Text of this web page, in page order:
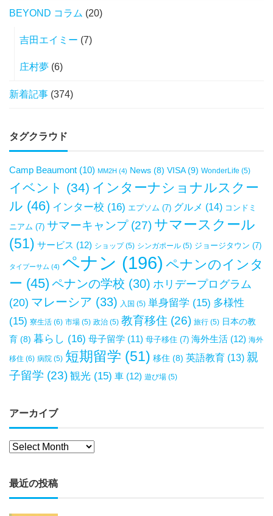
BEYOND コラム (20)
吉田エイミー (7)
庄村夢 (6)
新着記事 (374)
タグクラウド
Camp Beaumont (10) MM2H (4) News (8) VISA(9) WonderLife (5)
イベント (34) インターナショナルスクー
ル (46) インター校 (16) エプソム (7) グルメ (14) コンドミ
ニアム (7) サマーキャンプ(27) サマースクール
(51) サービス (12) ショップ(5) シンガポール (5) ジョージタウン (7)
タイプーサム (4) ペナン (196) ペナンのインタ
ー (45) ペナンの学校 (30) ホリデープログラム
(20) マレーシア (33) 入国 (5) 単身留学 (15) 多様性
(15) 寮生活 (6) 市場 (5) 政治 (5) 教育移住 (26) 旅行 (5) 日本の教
育 (8) 暮らし (16) 母子留学 (11) 母子移住 (7) 海外生活 (12) 海外
移住 (6) 病院 (5) 短期留学 (51) 移住 (8) 英語教育 (13) 親
子留学 (23) 観光 (15) 車 (12) 遊び場 (5)
アーカイブ
最近の投稿